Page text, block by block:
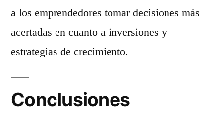
a los emprendedores tomar decisiones más
acertadas en cuanto a inversiones y
estrategias de crecimiento.
Conclusiones